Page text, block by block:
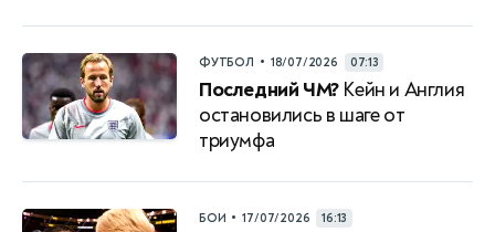
ФУТБОЛ • 18/07/2026 07:13
Последний ЧМ?Кейн и Англия
остановились в шаге от
триумфа
БОИ • 17/07/2026 16:13